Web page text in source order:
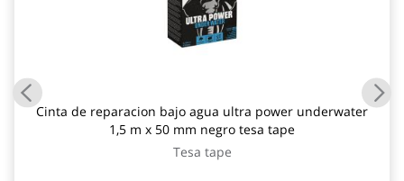
Cinta de reparacion bajo agua ultra power underwater
1,5 m x 50 mm negro tesa tape
Tesa tape